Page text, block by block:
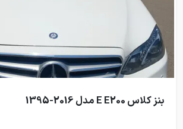
بنز کلاس E E200 مدل 2016-1395